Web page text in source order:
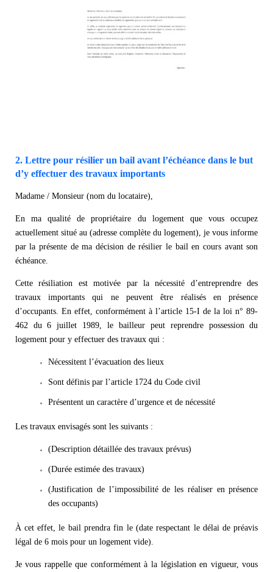
2. Lettre pour résilier un bail avant l’échéance dans le but
d’y effectuer des travaux importants
Madame / Monsieur (nom du locataire),
En ma qualité de propriétaire du logement que vous occupez
actuellement situé au (adresse complète du logement), je vous informe
par la présente de ma décision de résilier le bail en cours avant son
échéance.
Cette résiliation est motivée par la nécessité d’entreprendre des
travaux importants qui ne peuvent être réalisés en présence
d’occupants. En effet, conformément à l’article 15-I de la loi n° 89-
462 du 6 juillet 1989, le bailleur peut reprendre possession du
logement pour y effectuer des travaux qui :
Nécessitent l’évacuation des lieux
Sont définis par l’article 1724 du Code civil
Présentent un caractère d’urgence et de nécessité
Les travaux envisagés sont les suivants :
(Description détaillée des travaux prévus)
(Durée estimée des travaux)
(Justification de l’impossibilité de les réaliser en présence
des occupants)
À cet effet, le bail prendra fin le (date respectant le délai de préavis
légal de 6 mois pour un logement vide).
Je vous rappelle que conformément à la législation en vigueur, vous